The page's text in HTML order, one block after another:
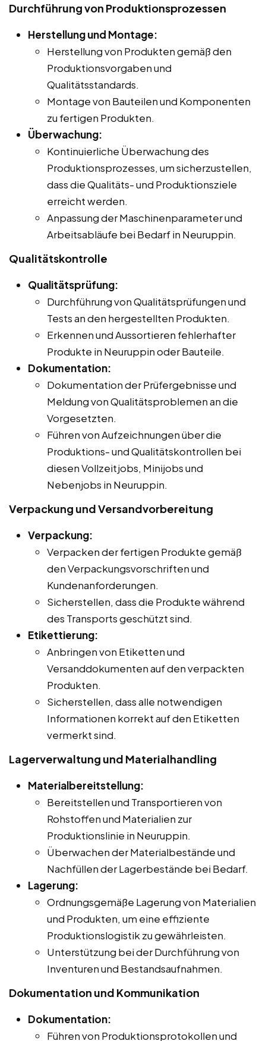
Durchführung von Produktionsprozessen
Herstellung und Montage:
Herstellung von Produkten gemäß den
Produktionsvorgaben und
Qualitätsstandards.
Montage von Bauteilen und Komponenten
zu fertigen Produkten.
Überwachung:
Kontinuierliche Überwachung des
Produktionsprozesses, um sicherzustellen,
dass die Qualitäts- und Produktionsziele
erreicht werden.
Anpassung der Maschinenparameter und
Arbeitsabläufe bei Bedarf in Neuruppin.
Qualitätskontrolle
Qualitätsprüfung:
Durchführung von Qualitätsprüfungen und
Tests an den hergestellten Produkten.
Erkennen und Aussortieren fehlerhafter
Produkte in Neuruppin oder Bauteile.
Dokumentation:
Dokumentation der Prüfergebnisse und
Meldung von Qualitätsproblemen an die
Vorgesetzten.
Führen von Aufzeichnungen über die
Produktions- und Qualitätskontrollen bei
diesen Vollzeitjobs, Minijobs und
Nebenjobs in Neuruppin.
Verpackung und Versandvorbereitung
Verpackung:
Verpacken der fertigen Produkte gemäß
den Verpackungsvorschriften und
Kundenanforderungen.
Sicherstellen, dass die Produkte während
des Transports geschützt sind.
Etikettierung:
Anbringen von Etiketten und
Versanddokumenten auf den verpackten
Produkten.
Sicherstellen, dass alle notwendigen
Informationen korrekt auf den Etiketten
vermerkt sind.
Lagerverwaltung und Materialhandling
Materialbereitstellung:
Bereitstellen und Transportieren von
Rohstoffen und Materialien zur
Produktionslinie in Neuruppin.
Überwachen der Materialbestände und
Nachfüllen der Lagerbestände bei Bedarf.
Lagerung:
Ordnungsgemäße Lagerung von Materialien
und Produkten, um eine effiziente
Produktionslogistik zu gewährleisten.
Unterstützung bei der Durchführung von
Inventuren und Bestandsaufnahmen.
Dokumentation und Kommunikation
Dokumentation:
Führen von Produktionsprotokollen und